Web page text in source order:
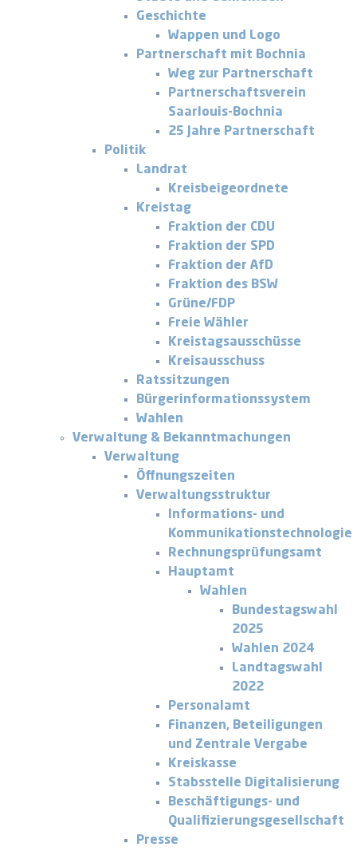
Geschichte
Wappen und Logo
Partnerschaft mit Bochnia
Weg zur Partnerschaft
Partnerschaftsverein
Saarlouis-Bochnia
25 Jahre Partnerschaft
Politik
Landrat
Kreisbeigeordnete
Kreistag
Fraktion der CDU
Fraktion der SPD
Fraktion der AfD
Fraktion des BSW
Grüne/FDP
Freie Wähler
Kreistagsausschüsse
Kreisausschuss
Ratssitzungen
Bürgerinformationssystem
Wahlen
Verwaltung & Bekanntmachungen
Verwaltung
Öffnungszeiten
Verwaltungsstruktur
Informations- und
Kommunikationstechnologie
Rechnungsprüfungsamt
Hauptamt
Wahlen
Bundestagswahl
2025
Wahlen 2024
Landtagswahl
2022
Personalamt
Finanzen, Beteiligungen
und Zentrale Vergabe
Kreiskasse
Stabsstelle Digitalisierung
Beschäftigungs- und
Qualifizierungsgesellschaft
Presse